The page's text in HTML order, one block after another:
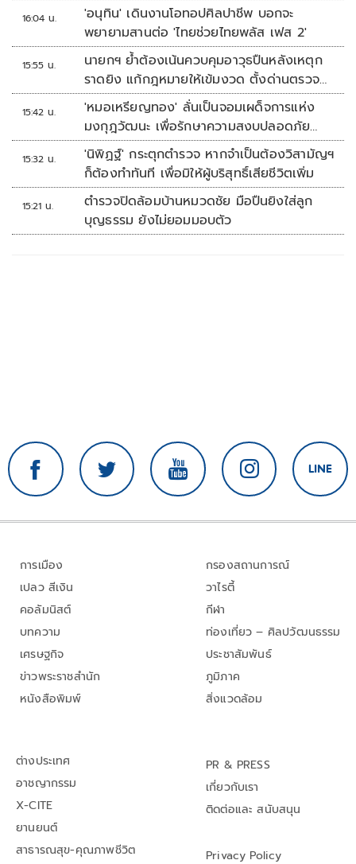
16:04 น.
'อนุทิน' เดินงานโอทอปศิลปาชีพ บอกจะ
พยายามสานต่อ 'ไทยช่วยไทยพลัส เฟส 2'
15:55 น.
นายกฯ ย้ำต้องเน้นควบคุมอาวุธปืนหลังเหตุก
ราดยิง แก้กฎหมายให้เข้มงวด ตั้งด่านตรวจ
เพิ่ม
15:42 น.
'หมอเหรียญทอง' ลั่นเป็นจอมเผด็จการแห่ง
มงกุฎวัฒนะ เพื่อรักษาความสงบปลอดภัย
ภายในรพ.
15:32 น.
'นิพิฏฐ์' กระตุกตำรวจ หากจำเป็นต้องวิสามัญฯ
ก็ต้องทำทันที เพื่อมิให้ผู้บริสุทธิ์เสียชีวิตเพิ่ม
15:21 น.
ตำรวจปิดล้อมบ้านหมวดชัย มือปืนยิงใส่ลูก
บุญธรรม ยังไม่ยอมมอบตัว
การเมือง
เปลว สีเงิน
คอลัมนิสต์
บทความ
เศรษฐกิจ
ข่าวพระราชสำนัก
หนังสือพิมพ์
กรองสถานการณ์
วาไรตี้
กีฬา
ท่องเที่ยว – ศิลปวัฒนธรรม
ประชาสัมพันธ์
ภูมิภาค
สิ่งแวดล้อม
ต่างประเทศ
อาชญากรรม
X-CITE
ยานยนต์
สาธารณสุข-คุณภาพชีวิต
PR & PRESS
เกี่ยวกับเรา
ติดต่อและ สนับสนุน
Privacy Policy